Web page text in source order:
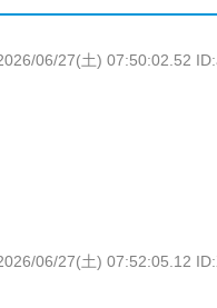
06/27(土) 07:50:02.52
06/27(土) 07:52:05.12